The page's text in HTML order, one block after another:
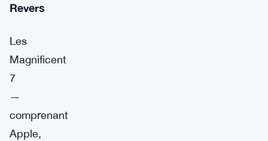
Revers
Les
Magnificent
7
—
comprenant
Apple,